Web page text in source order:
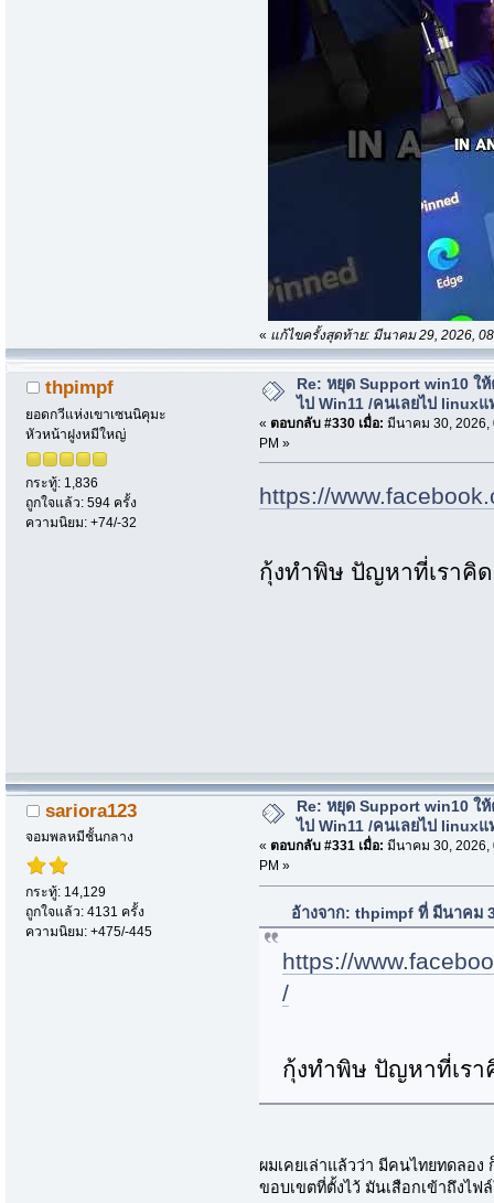
« แก้ไขครั้งสุดท้าย: มีนาคม 29, 2026,
thpimpf
ยอดกวีแห่งเขาเซนนิคุมะ
หัวหน้าฝูงหมีใหญ่
กระทู้: 1,836
ถูกใจแล้ว: 594 ครั้ง
ความนิยม: +74/-32
Re: หยุด Support win10 ใ
ไป Win11 /คนเลยไป linuxแ
« ตอบกลับ #330 เมื่อ: มีนาคม 30, 2026,
PM »
https://
กุ้งทำพิษ ปัญหาที่เราคิ
sariora123
จอมพลหมีชั้นกลาง
กระทู้: 14,129
ถูกใจแล้ว: 4131 ครั้ง
ความนิยม: +475/-445
Re: หยุด Support win10 ใ
ไป Win11 /คนเลยไป linuxแ
« ตอบกลับ #331 เมื่อ: มีนาคม 30, 2026,
PM »
อ้างจาก: thpimpf ที่ มีนาคม
https://
/
กุ้งทำพิษ ปัญหาที่เรา
ผมเคยเล่าแล้วว่า มีคนไทยทดลอ
ขอบเขตที่ตั้งไว้ มันเสือกเข้าถึงไ